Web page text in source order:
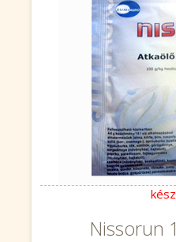
Nissorun